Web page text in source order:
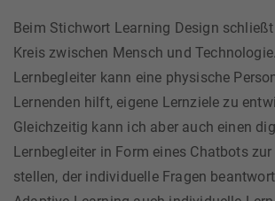
Beim Stichwort Learning Design
Kreis zwischen Mensch und
Lernbegleiter kann eine physische
Lernenden hilft, eigene Lernziele zu
Gleichzeitig kann ich aber auch einen
Lernbegleiter in Form eines Chatbots
stellen, der individuelle Fragen